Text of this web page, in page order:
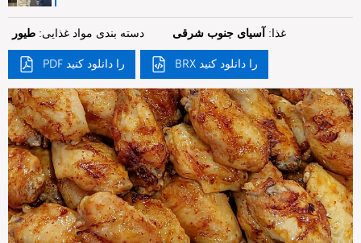
دسته بندی مواد غذایی: طیور غذا: آسیای جنوب شرقی
PDF را دانلود کنید BRX را دانلود کنید